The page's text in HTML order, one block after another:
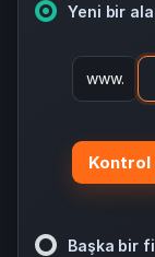
Yeni bir
www.
Kontrol
Başka bir